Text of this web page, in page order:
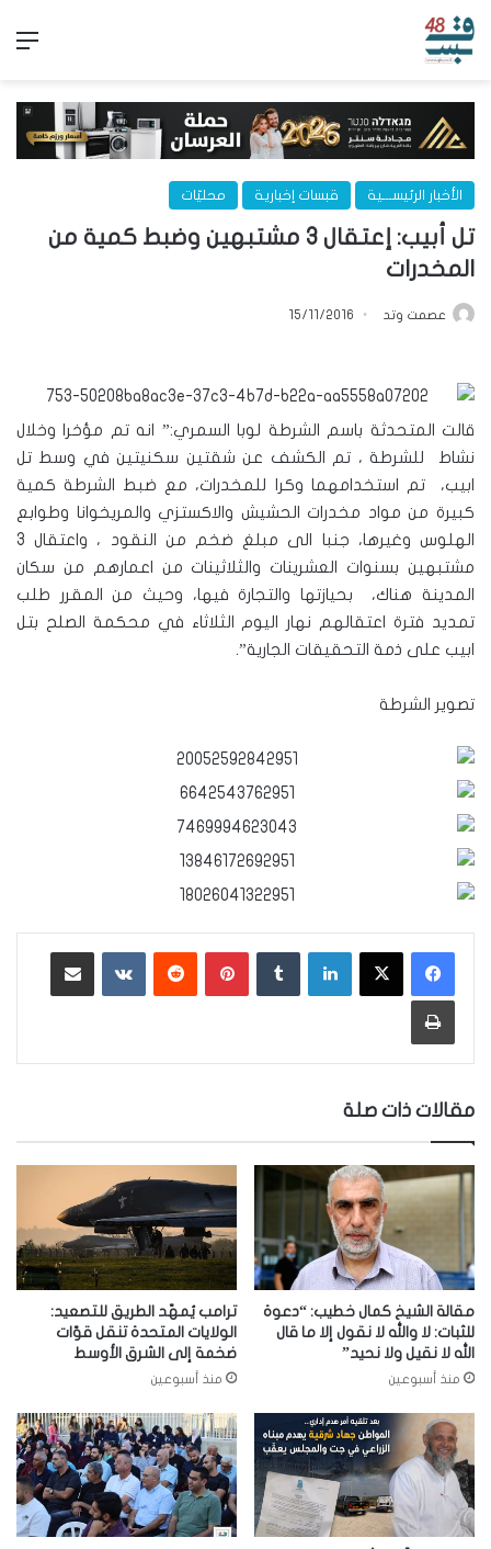
الأخبار الرئيســـية قبسات إخبارية محليّات
تل أبيب: إعتقال 3 مشتبهين وضبط كمية من
المخدرات
عصمت وتد 15/11/2016
قالت المتحدثة باسم الشرطة لوبا السمري:” انه تم مؤخرا وخلال
نشاط للشرطة ، تم الكشف عن شقتين سكنيتين في وسط تل
ابيب، تم استخدامهما وكرا للمخدرات، مع ضبط الشرطة كمية
كبيرة من مواد مخدرات الحشيش والاكستزي والمريخوانا وطوابع
الهلوس وغيرها، جنبا الى مبلغ ضخم من النقود ، واعتقال 3
مشتبهين بسنوات العشرينات والثلاثينات من اعمارهم من سكان
المدينة هناك، بحيازتها والتجارة فيها، وحيث من المقرر طلب
تمديد فترة اعتقالهم نهار اليوم الثلاثاء في محكمة الصلح بتل
ابيب على ذمة التحقيقات الجارية”.
تصوير الشرطة
لينكدإن بينتيريست ‏VKontakte
طباعة
مقالات ذات صلة
مقالة الشيخ كمال خطيب: “دعوة
للثبات: لا والله لا نقول إلا ما قال
الله لا نقيل ولا نحيد”
منذ أسبوعين
ترامب يُمهّد الطريق للتصعيد:
الولايات المتحدة تنقل قوّات
ضخمة إلى الشرق الأوسط
منذ أسبوعين